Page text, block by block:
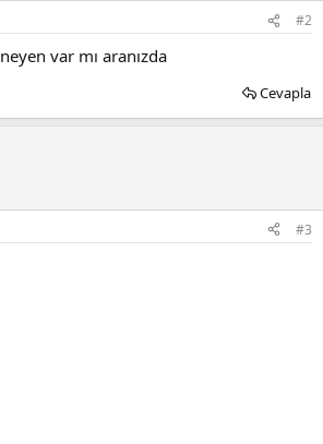
#2
var mı aranızda
Cevapla
#3